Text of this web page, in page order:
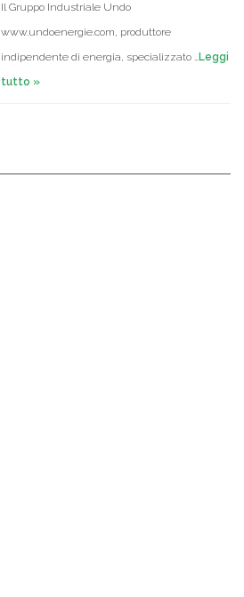
Il Gruppo Industriale Undo
www.undoenergie.com, produttore
indipendente di energia, specializzato …Leggi
tutto »